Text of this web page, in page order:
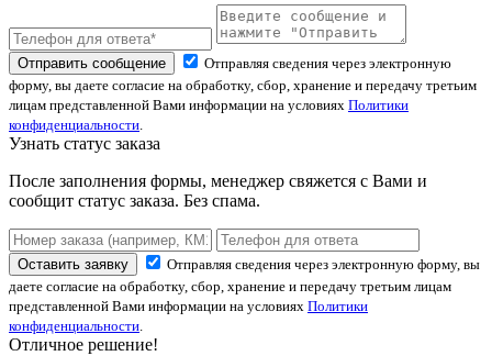
Отправить сообщение
Отправляя сведения через электронную
форму, вы даете согласие на обработку, сбор, хранение и передачу третьим
лицам представленной Вами информации на условиях Политики
конфиденциальности.
Узнать статус заказа
После заполнения формы, менеджер свяжется с Вами и
сообщит статус заказа. Без спама.
Оставить заявку
Отправляя сведения через электронную форму, вы
даете согласие на обработку, сбор, хранение и передачу третьим лицам
представленной Вами информации на условиях Политики
конфиденциальности.
Отличное решение!